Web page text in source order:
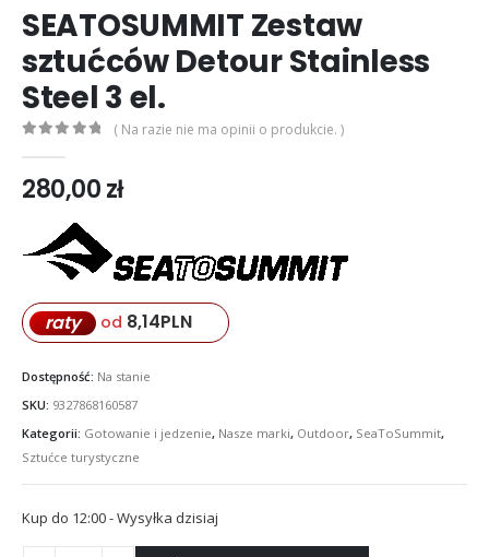
SEATOSUMMIT Zestaw
sztućców Detour Stainless
Steel 3 el.
( Na razie nie ma opinii o produkcie. )
280,00zł
raty od 8,14PLN
Dostępność: Na stanie
SKU: 9327868160587
Kategorii: Gotowanie i jedzenie, Nasze marki, Outdoor, SeaToSummit,
Sztućce turystyczne
Kup do 12:00 - Wysyłka dzisiaj